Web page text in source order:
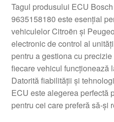
Despre noi
Finalizare comandă
Livrare
Livrare în toată lumea
Tagul produsului ECU
9635158180 este esențial
vehiculelor Citroën și
electronic de control al
pentru a gestiona cu
fiecare vehicul funcționează
Datorită fiabilității și
ECU este alegerea perfectă
pentru cei care preferă să-și